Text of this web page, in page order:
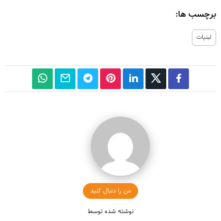
برچسب ها:
لبنیات
من را دنبال کنید
نوشته شده توسط